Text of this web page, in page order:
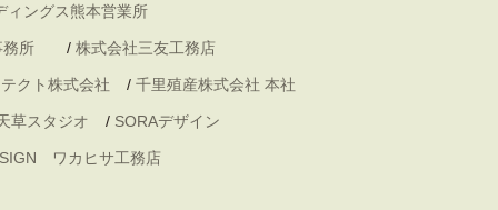
ィングス熊本営業所
務所 / 株式会社三友工務店
クト株式会社 / 千里殖産株式会社 本社
草スタジオ / SORAデザイン
ワカヒサ工務店